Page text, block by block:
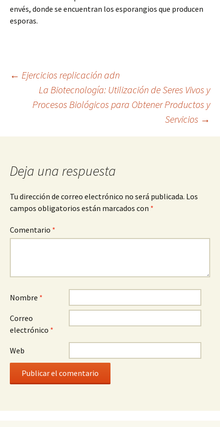
envés, donde se encuentran los esporangios que producen
esporas.
Navegación
entradas
← Ejercicios replicación adn
La Biotecnología: Utilización de Seres Vivos y
Procesos Biológicos para Obtener Productos y
Servicios →
Deja una respuesta
Tu dirección de correo electrónico no será publicada. Los
campos obligatorios están marcados con *
Comentario *
Nombre *
Correo
electrónico *
Web